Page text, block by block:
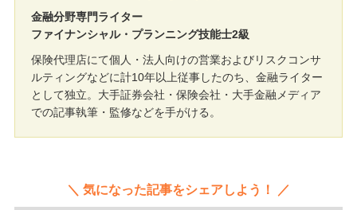
金融分野専門ライター
ファイナンシャル・プランニング技能士2級
保険代理店にて個人・法人向けの営業およびリスクコンサ
ルティングなどに計10年以上従事したのち、金融ライター
として独立。大手証券会社・保険会社・大手金融メディア
での記事執筆・監修などを手がける。
気になった記事をシェアしよう！